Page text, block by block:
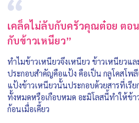
เคล็ดไม่ลับกับครัวคุณต๋อย ตอน
กับข้าวเหนียว”
ทำไมข้าวเหนียวจึงเหนียว ข้าวเหนียวแ
ประกอบสำคัญคือแป้ง คือเป็น กลูโคสโพ
แป้งข้าวเหนียวนั้นประกอบด้วยสารที่เรีย
ทั้งหมดหรือเกือบหมด อะมิโลสนี้ทำให้ข้า
ก้อนเมื่อเคี้ยว